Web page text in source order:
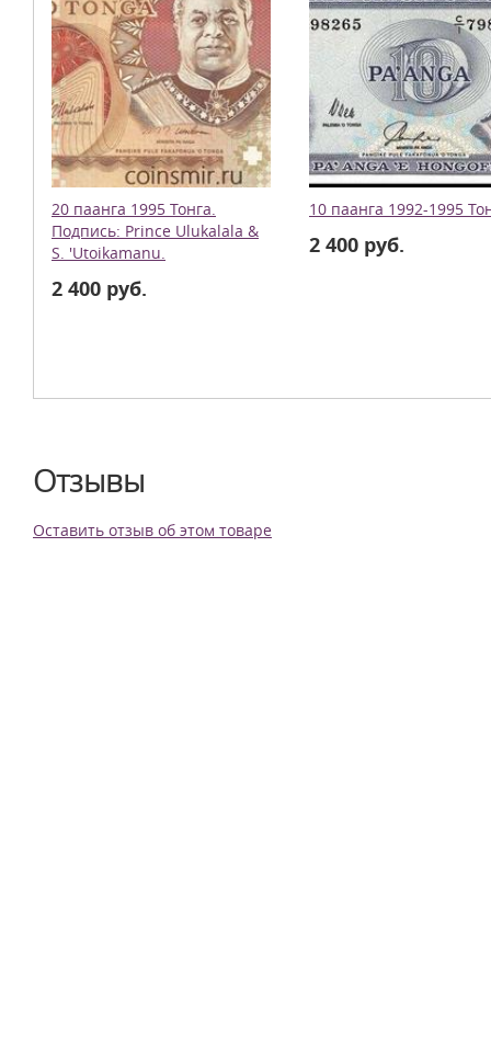
20 паанга 1995 Тонга.
Подпись: Prince Ulukalala &
S. 'Utoikamanu.
2 400 руб.
10 паанга 1992-1995
2 400 руб.
Отзывы
Оставить отзыв об этом товаре